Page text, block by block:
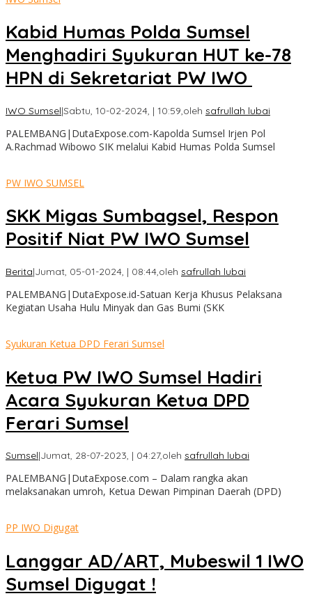
Kabid Humas Polda Sumsel
Menghadiri Syukuran HUT ke-78
HPN di Sekretariat PW IWO
IWO Sumsel|Sabtu, 10-02-2024, | 10:59,oleh safrullah lubai
PALEMBANG|DutaExpose.com-Kapolda Sumsel Irjen Pol
A.Rachmad Wibowo SIK melalui Kabid Humas Polda Sumsel
PW IWO SUMSEL
SKK Migas Sumbagsel, Respon
Positif Niat PW IWO Sumsel
Berita|Jumat, 05-01-2024, | 08:44,oleh safrullah lubai
PALEMBANG|DutaExpose.id-Satuan Kerja Khusus Pelaksana
Kegiatan Usaha Hulu Minyak dan Gas Bumi (SKK
Syukuran Ketua DPD Ferari Sumsel
Ketua PW IWO Sumsel Hadiri
Acara Syukuran Ketua DPD
Ferari Sumsel
Sumsel|Jumat, 28-07-2023, | 04:27,oleh safrullah lubai
PALEMBANG|DutaExpose.com – Dalam rangka akan
melaksanakan umroh, Ketua Dewan Pimpinan Daerah (DPD)
PP IWO Digugat
Langgar AD/ART, Mubeswil 1 IWO
Sumsel Digugat !